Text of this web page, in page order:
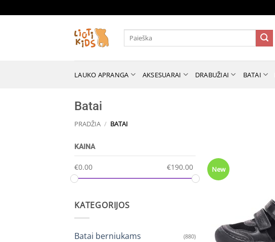
to
Ieškoti:
LAUKO APRANGA AKSESUARAI DRABUŽIAI BATAI
Batai
PRADŽIA / BATAI
KAINA
€0.00 €190.00
KATEGORIJOS
Batai berniukams (880)
New